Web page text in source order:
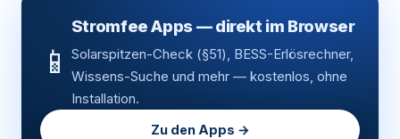
📱
Stromfee Apps — direkt im Browser
Solarspitzen-Check (§51), BESS-Erlösrechner,
Wissens-Suche und mehr — kostenlos, ohne
Installation.
Zu den Apps →